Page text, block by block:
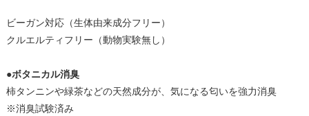
ビーガン対応（生体由来成分フリー）
クルエルティフリー（動物実験無し）
●ボタニカル消臭
柿タンニンや緑茶などの天然成分が、気になる匂いを強力消臭
※消臭試験済み